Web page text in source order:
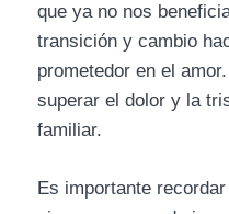
que ya no nos
transición y cambio
prometedor en el
superar el dolor y la
familiar.
Es importante